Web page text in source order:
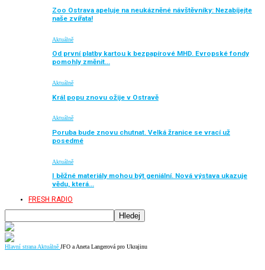
Zoo Ostrava apeluje na neukázněné návštěvníky: Nezabíjejte
naše zvířata!
Aktuálně
Od první platby kartou k bezpapírové MHD. Evropské fondy
pomohly změnit…
Aktuálně
Král popu znovu ožije v Ostravě
Aktuálně
Poruba bude znovu chutnat. Velká žranice se vrací už
posedmé
Aktuálně
I běžné materiály mohou být geniální. Nová výstava ukazuje
vědu, která…
FRESH RADIO
Hlavní strana Aktuálně JFO a Aneta Langerová pro Ukrajinu